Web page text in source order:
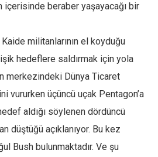
beraber yaşayacağı bir
militanlarının el koyduğu
hedeflere saldırmak için yola
merkezindeki Dünya Ticaret
vururken üçüncü uçak Pentagon’a
aldığı söylenen dördüncü
düştüğü açıklanıyor. Bu kez
Bush bulunmaktadır. Ve şu